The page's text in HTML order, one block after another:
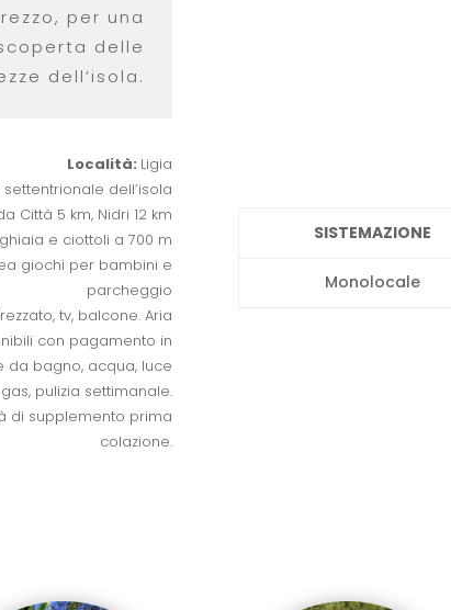
per una
delle
dell’isola.
Località: Ligia
dell’isola
Città 5 km, Nidri 12 km
e ciottoli a 700 m
giochi per bambini e
parcheggio
tv, balcone. Aria
con pagamento in
da bagno, acqua, luce
pulizia settimanale.
di supplemento prima
colazione.
SISTEMAZIONE
Monolocale